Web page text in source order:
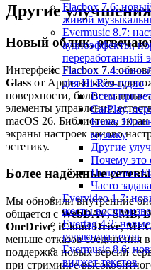
Flacbox 7.6:
живой
Evermusic 8.7:
аудиоэффекты,
переработанный
Flacbox 7.4:
для Hi-Res-аудио
Всем
CarPlay,
Более 10
музыку
Другие
Почему это
Получить
Часто
Evervideo 1.7:
жесты
Evertag 4.2:
редактора тегов
Evermusic 8.6:
виджет текстов
Другие улучшения
Новый облик,
Интерфейс Flacbox 7.4
Glass от Apple во всём
поверхности, более
элементы управления,
macOS 26. Библиотека,
экраны настроек заново
эстетику.
Более надёжные
Мы обновили внутренние
общается с WebDAV,SMB,
OneDrive, iCloud Drive,
меньше отказов соединения
поддержка новых версий
при стриминге